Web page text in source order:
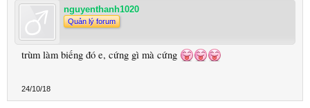
nguyenthanh1020
Quản lý forum
trùm làm biếng đó e, cứng gì mà cứng
24/10/18